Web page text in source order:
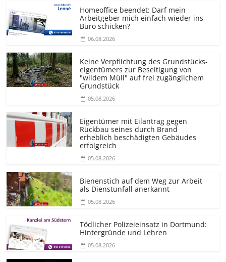
Homeoffice beendet: Darf mein
Arbeitgeber mich einfach wieder ins
Büro schicken?
06.08.2026
Keine Verpflichtung des Grundstücks­
eigentümers zur Beseitigung von
"wildem Müll" auf frei zugänglichem
Grundstück
05.08.2026
Eigentümer mit Eilantrag gegen
Rückbau seines durch Brand
erheblich beschädigten Gebäudes
erfolgreich
05.08.2026
Bienenstich auf dem Weg zur Arbeit
als Dienstunfall anerkannt
05.08.2026
Tödlicher Polizeieinsatz in Dortmund:
Hintergründe und Lehren
05.08.2026